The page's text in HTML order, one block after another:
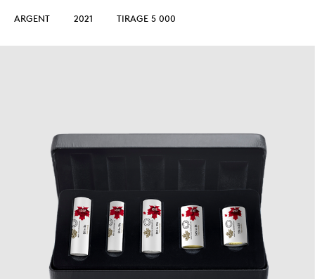
ARGENT 2021 TIRAGE 5 000